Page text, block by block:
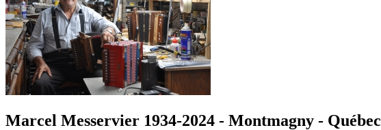
Marcel Messervier 1934-2024 - Montmagny - Québec